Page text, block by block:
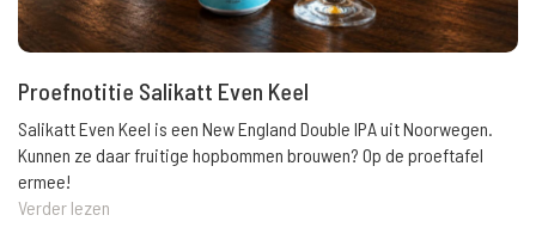
Proefnotitie Salikatt Even Keel
Salikatt Even Keel is een New England Double IPA uit Noorwegen.
Kunnen ze daar fruitige hopbommen brouwen? Op de proeftafel
ermee!
Verder lezen